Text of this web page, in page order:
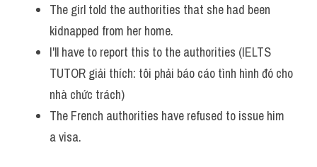
The girl told the authorities that she had been
kidnapped from her home.
I'll have to report this to the authorities (IELTS
TUTOR giải thích: tôi phải báo cáo tình hình đó cho
nhà chức trách)
The French authorities have refused to issue him
a visa.